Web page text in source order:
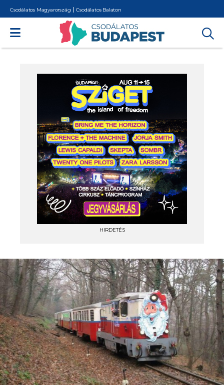
Csodálatos Magyarország Csodálatos Balaton
HIRDETÉS